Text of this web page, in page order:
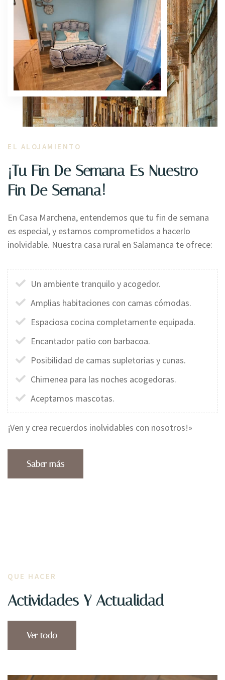
EL ALOJAMIENTO
¡Tu Fin De Semana Es Nuestro
Fin De Semana!
En Casa Marchena, entendemos que tu fin de semana
es especial, y estamos comprometidos a hacerlo
inolvidable. Nuestra casa rural en Salamanca te ofrece:
Un ambiente tranquilo y acogedor.
Amplias habitaciones con camas cómodas.
Espaciosa cocina completamente equipada.
Encantador patio con barbacoa.
Posibilidad de camas supletorias y cunas.
Chimenea para las noches acogedoras.
Aceptamos mascotas.
¡Ven y crea recuerdos inolvidables con nosotros!»
Saber más
QUE HACER
Actividades Y Actualidad
Ver todo